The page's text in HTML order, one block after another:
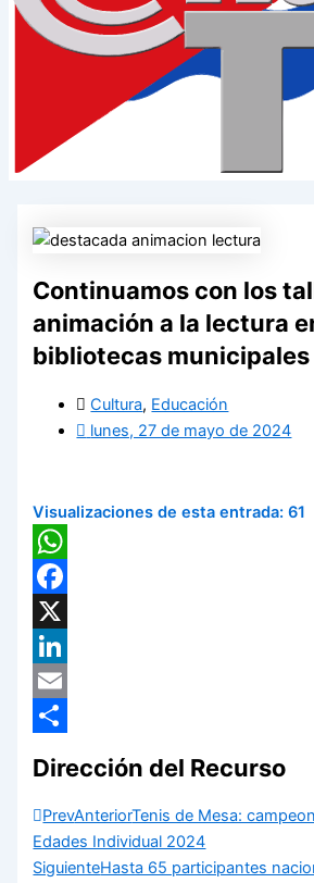
Continuamos con los
animación a la lectura
bibliotecas municipales
Cultura, Educación
lunes, 27 de mayo de 2024
Visualizaciones de esta entrada: 61
WhatsApp
Facebook
X
LinkedIn
Email
Dirección del Recurso
PrevAnteriorTenis de Mesa:
Edades Individual 2024
SiguienteHasta 65 participantes